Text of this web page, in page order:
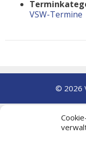
VSW-Termine
© 2026